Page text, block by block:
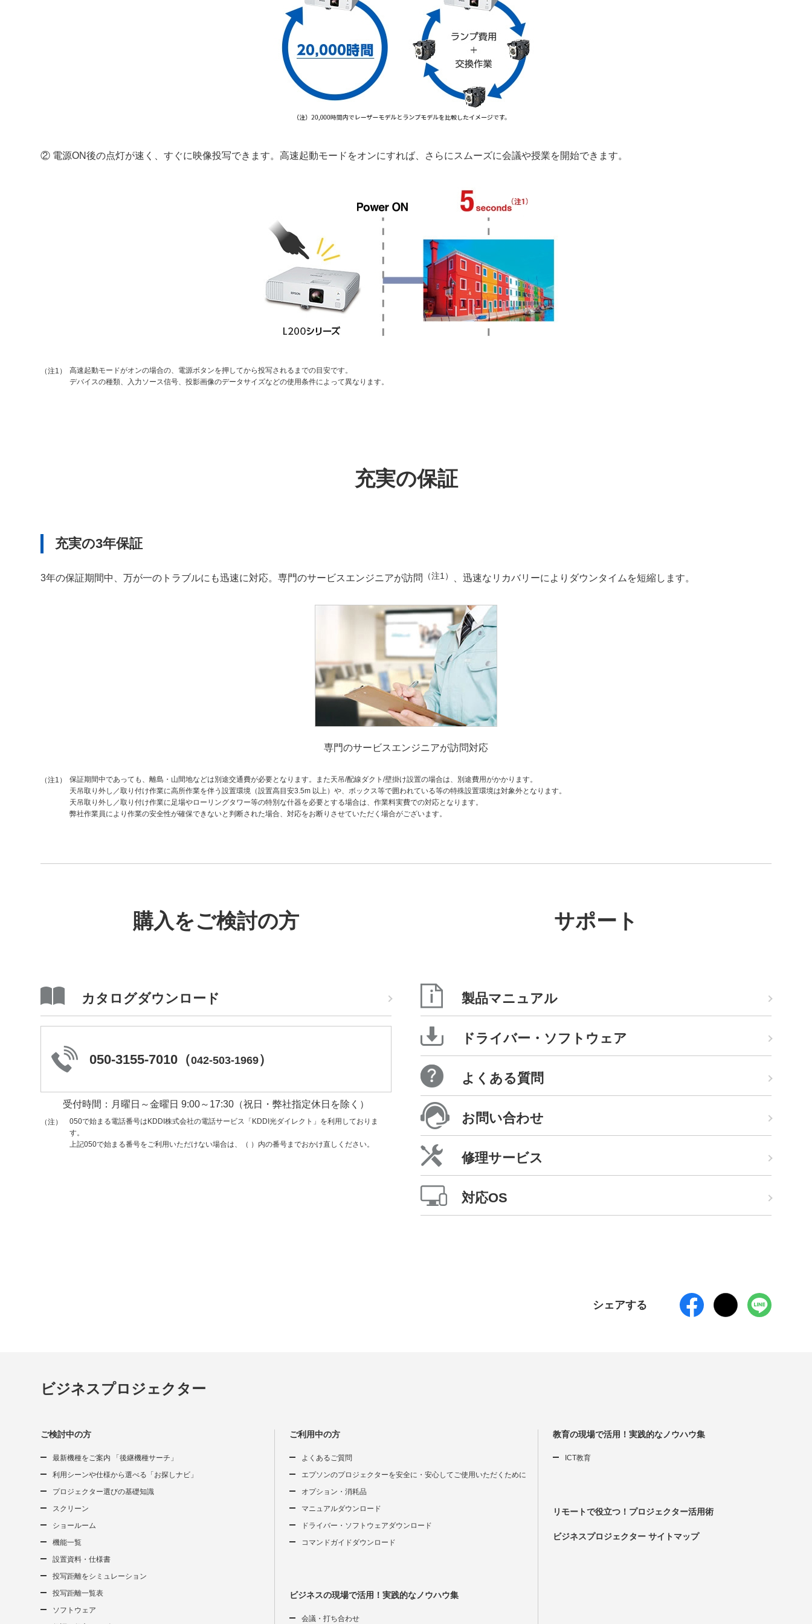
② 電源ON後の点灯が速く、すぐに映像投写できます。高速起動モードをオンにすれば、さらにスムーズに会議や授業を開始できます。
（注1）
高速起動モードがオンの場合の、電源ボタンを押してから投写されるまでの目安です。
デバイスの種類、入力ソース信号、投影画像のデータサイズなどの使用条件によって異なります。
充実の保証
充実の3年保証
3年の保証期間中、万が一のトラブルにも迅速に対応。専門のサービスエンジニアが訪問 （注1） 、迅速なリカバリーによりダウンタイムを短縮します。
専門のサービスエンジニアが訪問対応
（注1）
保証期間中であっても、離島・山間地などは別途交通費が必要となります。また天吊/配線ダクト/壁掛け設置の場合は、別途費用がかかります。
天吊取り外し／取り付け作業に高所作業を伴う設置環境（設置高目安3.5m 以上）や、ボックス等で囲われている等の特殊設置環境は対象外となります。
天吊取り外し／取り付け作業に足場やローリングタワー等の特別な什器を必要とする場合は、作業料実費での対応となります。
弊社作業員により作業の安全性が確保できないと判断された場合、対応をお断りさせていただく場合がございます。
購入をご検討の方
カタログダウンロード
050-3155-7010 （042-503-1969）
受付時間：月曜日～金曜日 9:00～17:30 （祝日・弊社指定休日を除く）
（注）
050で始まる電話番号はKDDI株式会社の電話サービス「KDDI光ダイレクト」を利用しておりま
す。
上記050で始まる番号をご利用いただけない場合は、（ ）内の番号までおかけ直しください。
サポート
製品マニュアル
ドライバー・ソフトウェア
よくある質問
お問い合わせ
修理サービス
対応OS
シェアする
ビジネスプロジェクター
ご検討中の方
最新機種をご案内 「後継機種サーチ」
利用シーンや仕様から選べる「お探しナビ」
プロジェクター選びの基礎知識
スクリーン
ショールーム
機能一覧
設置資料・仕様書
投写距離をシミュレーション
投写距離一覧表
ソフトウェア
ご利用中の方
よくあるご質問
エプソンのプロジェクターを安全に・安心してご使用いただくために
オプション・消耗品
マニュアルダウンロード
ドライバー・ソフトウェアダウンロード
コマンドガイドダウンロード
ビジネスの現場で活用！実践的なノウハウ集
会議・打ち合わせ
教育の現場で活用！実践的なノウハウ集
ICT教育
リモートで役立つ！プロジェクター活用術
ビジネスプロジェクター サイトマップ